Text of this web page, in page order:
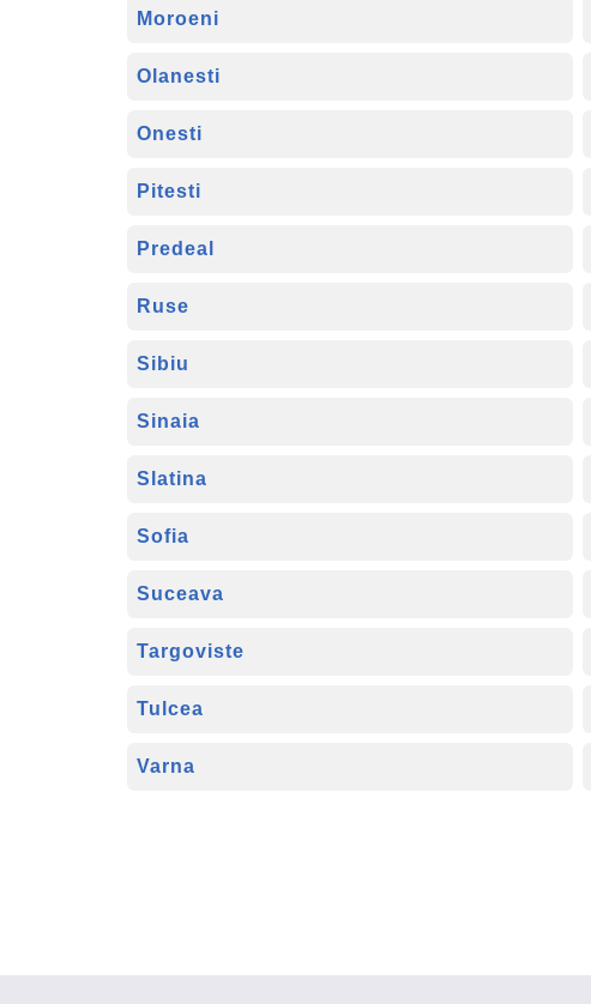
Moroeni
Olanesti
Onesti
Pitesti
Predeal
Ruse
Sibiu
Sinaia
Slatina
Sofia
Suceava
Targoviste
Tulcea
Varna